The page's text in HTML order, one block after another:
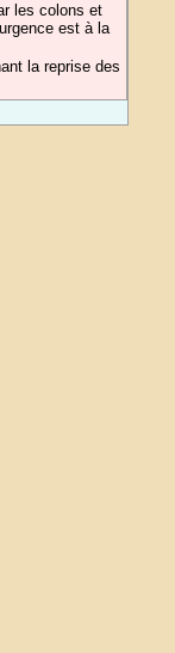
les colons et
est à la
la reprise des